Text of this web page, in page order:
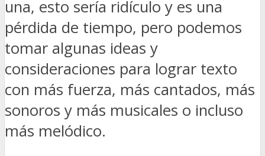
una, esto sería ridículo y es una
pérdida de tiempo, pero podemos
tomar algunas ideas y
consideraciones para lograr texto
con más fuerza, más cantados, más
sonoros y más musicales o incluso
más melódico.